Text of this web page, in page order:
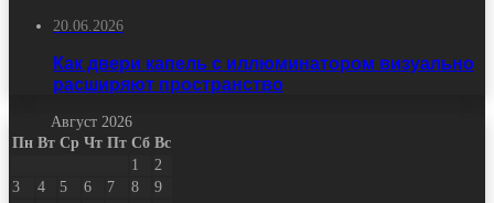
20.06.2026
Как двери капель с иллюминатором визуально
расширяют пространство
Август 2026
Пн Вт Ср Чт Пт Сб Вс
1
2
3
4 5 6 7 8
9